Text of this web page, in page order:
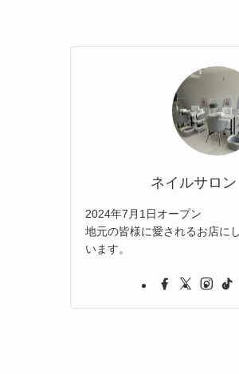
ネイルサロ
2024年7月1日オープン
地元の皆様に愛されるお店に
います。